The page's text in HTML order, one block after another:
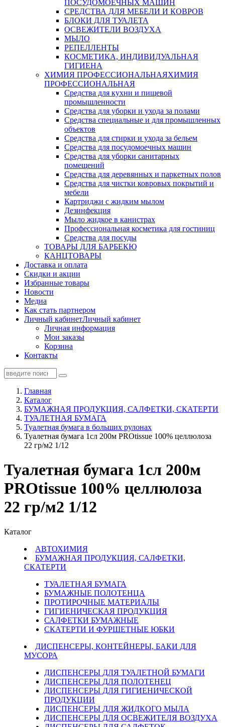
ПОСУДОМОЕЧНЫХ МАШИН
СРЕДСТВА ДЛЯ МЕБЕЛИ И КОВРОВ
БЛОКИ ДЛЯ ТУАЛЕТА
ОСВЕЖИТЕЛИ ВОЗДУХА
МЫЛО
РЕПЕЛЛЕНТЫ
КОСМЕТИКА, ИНДИВИДУАЛЬНАЯ
ГИГИЕНА
ХИМИЯ ПРОФЕССИОНАЛЬНАЯХИМИЯ
ПРОФЕССИОНАЛЬНАЯ
Средства для кухни и пищевой
промышленности
Средства для уборки и ухода за полами
Средства специальные и для промышленных
объектов
Средства для стирки и ухода за бельем
Средства для посудомоечных машин
Средства для уборки санитарных
помещений
Средства для деревянных и паркетных полов
Средства для чистки ковровых покрытий и
мебели
Картриджи с жидким мылом
Дезинфекция
Мыло жидкое в канистрах
Профессиональная косметика для гостиниц
Средства для посуды
ТОВАРЫ ДЛЯ БАРБЕКЮ
КАНЦТОВАРЫ
Доставка и оплата
Скидки и акции
Избранные товары
Новости
Медиа
Как стать партнером
Личный кабинетЛичный кабинет
Личная информация
Мои заказы
Корзина
Контакты
Главная
Каталог
БУМАЖНАЯ ПРОДУКЦИЯ, САЛФЕТКИ, СКАТЕРТИ
ТУАЛЕТНАЯ БУМАГА
Туалетная бумага в больших рулонах
Туалетная бумага 1сл 200м PROtissue 100% целлюлоза
22 гр/м2 1/12
Туалетная бумага 1сл 200м
PROtissue 100% целлюлоза
22 гр/м2 1/12
Каталог
АВТОХИМИЯ
БУМАЖНАЯ ПРОДУКЦИЯ, САЛФЕТКИ,
СКАТЕРТИ
ТУАЛЕТНАЯ БУМАГА
БУМАЖНЫЕ ПОЛОТЕНЦА
ПРОТИРОЧНЫЕ МАТЕРИАЛЫ
ГИГИЕНИЧЕСКАЯ ПРОДУКЦИЯ
САЛФЕТКИ БУМАЖНЫЕ
СКАТЕРТИ И ФУРШЕТНЫЕ ЮБКИ
ДИСПЕНСЕРЫ, КОНТЕЙНЕРЫ, БАКИ ДЛЯ
МУСОРА
ДИСПЕНСЕРЫ ДЛЯ ТУАЛЕТНОЙ БУМАГИ
ДИСПЕНСЕРЫ ДЛЯ ПОЛОТЕНЕЦ
ДИСПЕНСЕРЫ ДЛЯ ГИГИЕНИЧЕСКОЙ
ПРОДУКЦИИ
ДИСПЕНСЕРЫ ДЛЯ ЖИДКОГО МЫЛА
ДИСПЕНСЕРЫ ДЛЯ ОСВЕЖИТЕЛЯ ВОЗДУХА